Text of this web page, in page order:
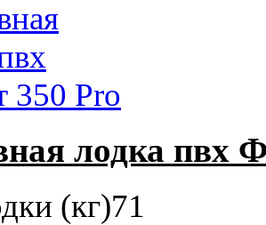
лодка пвх
(кг)71